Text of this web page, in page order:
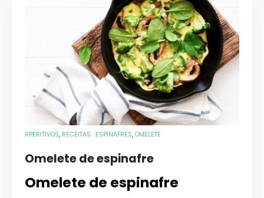
APERITIVOS, RECEITAS ESPINAFRES,OMELETE
Omelete de espinafre
Omelete de espinafre